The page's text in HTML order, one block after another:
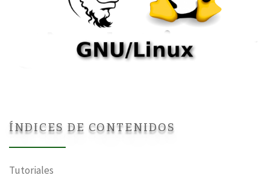
ÍNDICES DE CONTENIDOS
Tutoriales